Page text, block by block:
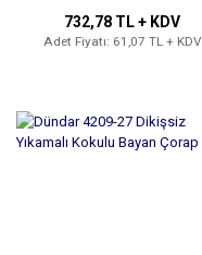
732,78 TL + KDV
Adet Fiyatı: 61,07 TL + KDV